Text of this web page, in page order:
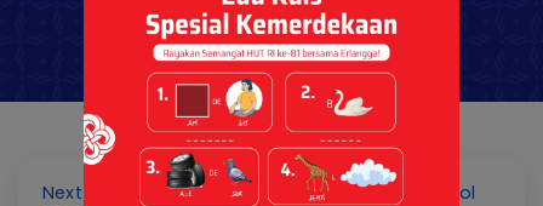
Next Gen Choice: SCIENCE for Junior High School